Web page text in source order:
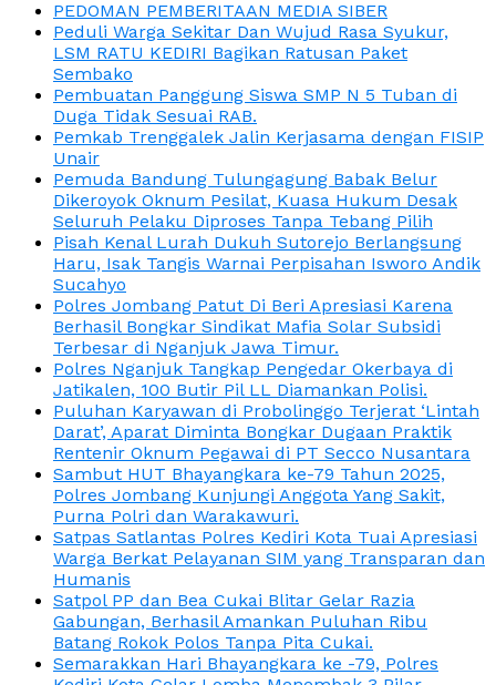
PEDOMAN PEMBERITAAN MEDIA SIBER
Peduli Warga Sekitar Dan Wujud Rasa Syukur,
LSM RATU KEDIRI Bagikan Ratusan Paket
Sembako
Pembuatan Panggung Siswa SMP N 5 Tuban di
Duga Tidak Sesuai RAB.
Pemkab Trenggalek Jalin Kerjasama dengan FISIP
Unair
Pemuda Bandung Tulungagung Babak Belur
Dikeroyok Oknum Pesilat, Kuasa Hukum Desak
Seluruh Pelaku Diproses Tanpa Tebang Pilih
Pisah Kenal Lurah Dukuh Sutorejo Berlangsung
Haru, Isak Tangis Warnai Perpisahan Isworo Andik
Sucahyo
Polres Jombang Patut Di Beri Apresiasi Karena
Berhasil Bongkar Sindikat Mafia Solar Subsidi
Terbesar di Nganjuk Jawa Timur.
Polres Nganjuk Tangkap Pengedar Okerbaya di
Jatikalen, 100 Butir Pil LL Diamankan Polisi.
Puluhan Karyawan di Probolinggo Terjerat ‘Lintah
Darat’, Aparat Diminta Bongkar Dugaan Praktik
Rentenir Oknum Pegawai di PT Secco Nusantara
Sambut HUT Bhayangkara ke-79 Tahun 2025,
Polres Jombang Kunjungi Anggota Yang Sakit,
Purna Polri dan Warakawuri.
Satpas Satlantas Polres Kediri Kota Tuai Apresiasi
Warga Berkat Pelayanan SIM yang Transparan dan
Humanis
Satpol PP dan Bea Cukai Blitar Gelar Razia
Gabungan, Berhasil Amankan Puluhan Ribu
Batang Rokok Polos Tanpa Pita Cukai.
Semarakkan Hari Bhayangkara ke -79, Polres